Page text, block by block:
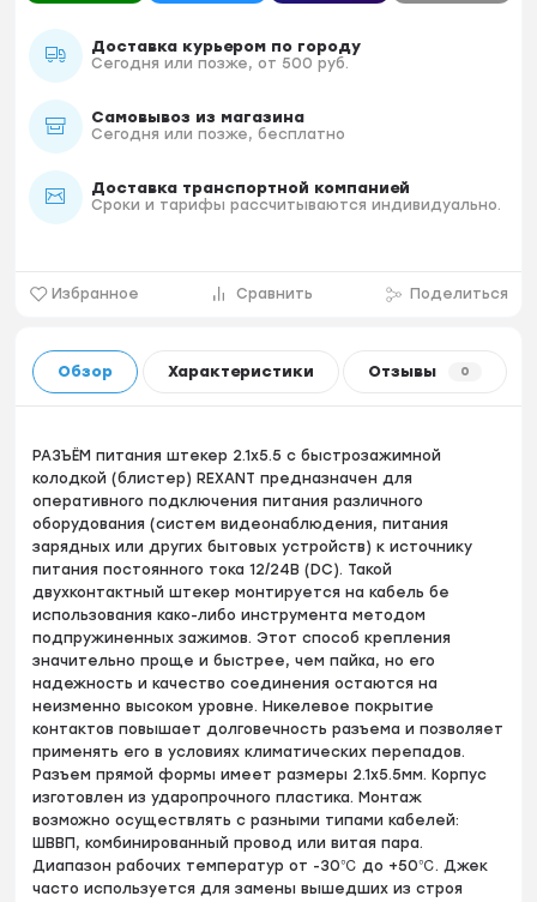
Доставка курьером по городу
Сегодня или позже, от 500 руб.
Самовывоз из магазина
Сегодня или позже, бесплатно
Доставка транспортной компанией
Сроки и тарифы рассчитываются индивидуально.
Избранное Сравнить Поделиться
Обзор Характеристики Отзывы 0
РАЗЪЁМ питания штекер 2.1х5.5 с быстрозажимной
колодкой (блистер) REXANT предназначен для
оперативного подключения питания различного
оборудования (систем видеонаблюдения, питания
зарядных или других бытовых устройств) к источнику
питания постоянного тока 12/24В (DC). Такой
двухконтактный штекер монтируется на кабель бе
использования како-либо инструмента методом
подпружиненных зажимов. Этот способ крепления
значительно проще и быстрее, чем пайка, но его
надежность и качество соединения остаются на
неизменно высоком уровне. Никелевое покрытие
контактов повышает долговечность разъема и позволяет
применять его в условиях климатических перепадов.
Разъем прямой формы имеет размеры 2.1х5.5мм. Корпус
изготовлен из ударопрочного пластика. Монтаж
возможно осуществлять с разными типами кабелей:
ШВВП, комбинированный провод или витая пара.
Диапазон рабочих температур от -30℃ до +50℃. Джек
часто используется для замены вышедших из строя